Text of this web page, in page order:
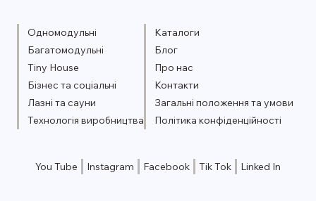
Одномодульні
Багатомодульні
Tiny House
Бізнес та соціальні
Лазні та сауни
Технологія виробництва
Каталоги
Блог
Про нас
Контакти
Загальні положення та умови
Політика конфіденційності
You Tube Instagram Facebook Tik Tok Linked In